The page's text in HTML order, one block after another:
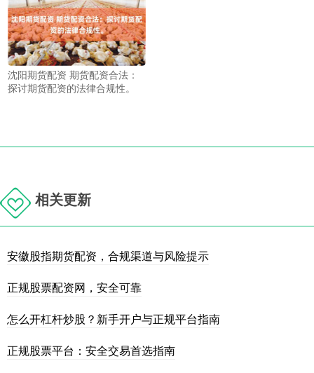
沈阳期货配资 期货配资合法：
探讨期货配资的法律合规性。
相关更新
安徽股指期货配资，合规渠道与风险提示
正规股票配资网，安全可靠
怎么开杠杆炒股？新手开户与正规平台指南
正规股票平台：安全交易首选指南